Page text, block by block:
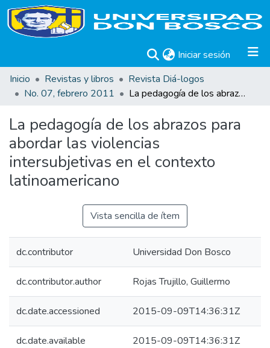
Iniciar sesión (current)
Inicio
Revistas y libros
Revista Diá-logos
No. 07, febrero 2011
La pedagogía de los abrazos para abordar las violencias intersubjetivas en el contexto latinoamericano
La pedagogía de los abrazos para
abordar las violencias
intersubjetivas en el contexto
latinoamericano
Vista sencilla de ítem
dc.contributor Universidad Don Bosco
dc.contributor.author Rojas Trujillo, Guillermo
dc.date.accessioned 2015-09-09T14:36:31Z
dc.date.available 2015-09-09T14:36:31Z